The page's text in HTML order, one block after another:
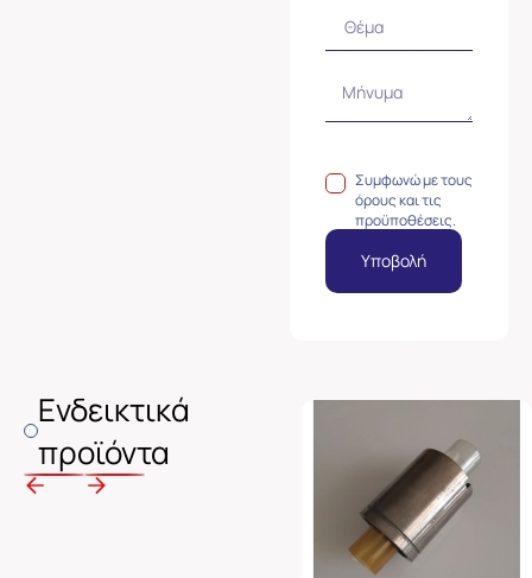
Συμφωνώ με τους
όρους και τις
προϋποθέσεις.
Υποβολή
Ενδεικτικά
προϊόντα